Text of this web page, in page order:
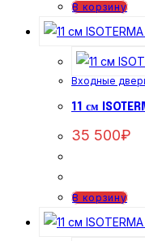
В корзину
Входные
11 см
35 500₽
В корзину